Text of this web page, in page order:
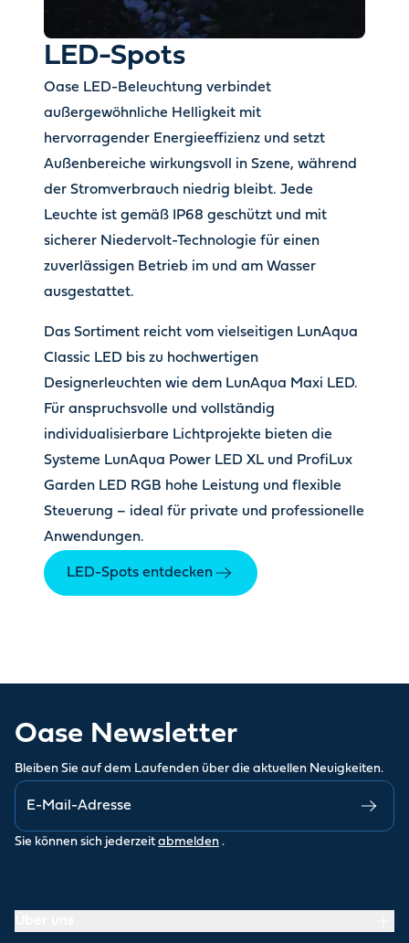
LED-Spots
Oase LED-Beleuchtung verbindet
außergewöhnliche Helligkeit mit
hervorragender Energieeffizienz und setzt
Außenbereiche wirkungsvoll in Szene, während
der Stromverbrauch niedrig bleibt. Jede
Leuchte ist gemäß IP68 geschützt und mit
sicherer Niedervolt-Technologie für einen
zuverlässigen Betrieb im und am Wasser
ausgestattet.
Das Sortiment reicht vom vielseitigen LunAqua
Classic LED bis zu hochwertigen
Designerleuchten wie dem LunAqua Maxi LED.
Für anspruchsvolle und vollständig
individualisierbare Lichtprojekte bieten die
Systeme LunAqua Power LED XL und ProfiLux
Garden LED RGB hohe Leistung und flexible
Steuerung – ideal für private und professionelle
Anwendungen.
LED-Spots entdecken
Oase Newsletter
Bleiben Sie auf dem Laufenden über die aktuellen Neuigkeiten.
Sie können sich jederzeit abmelden .